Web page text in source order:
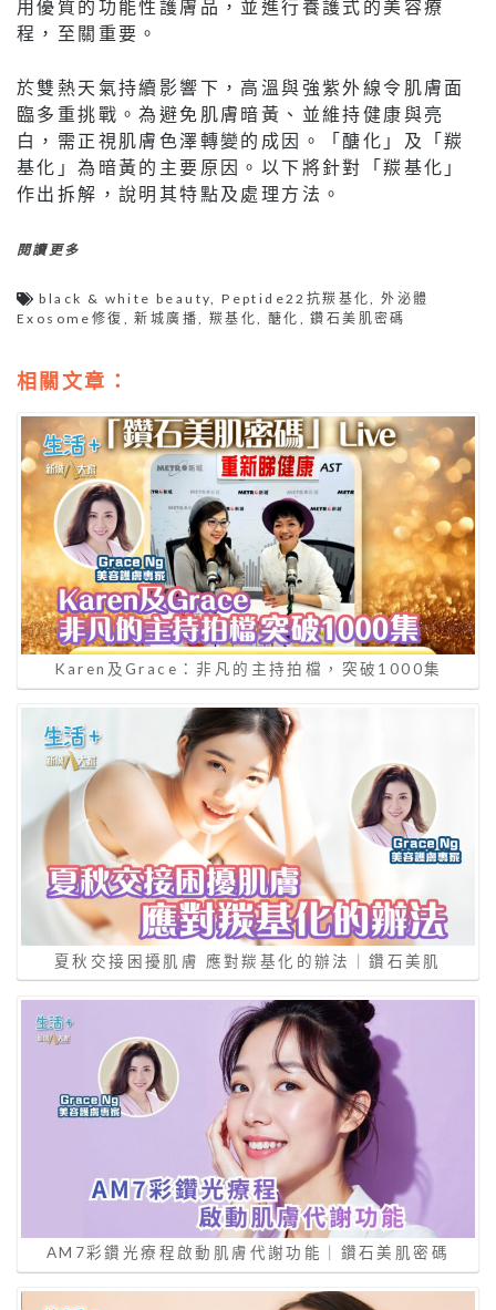
用優質的功能性護膚品，並進行養護式的美容療
程，至關重要。
於雙熱天氣持續影響下，高溫與強紫外線令肌膚面
臨多重挑戰。為避免肌膚暗黃、並維持健康與亮
白，需正視肌膚色澤轉變的成因。「醣化」及「羰
基化」為暗黃的主要原因。以下將針對「羰基化」
作出拆解，說明其特點及處理方法。
閱讀更多
black & white beauty,Peptide22抗羰基化,外泌體
Exosome修復 ,新城廣播, 羰基化, 醣化 ,鑽石美肌密碼
相關文章：
Karen及Grace：非凡的主持拍檔，突破1000集
夏秋交接困擾肌膚 應對羰基化的辦法｜鑽石美肌
AM7彩鑽光療程啟動肌膚代謝功能｜鑽石美肌密碼